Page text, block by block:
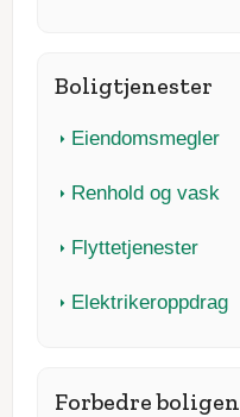
Boligtjenester
Eiendomsmegler
Renhold og vask
Flyttetjenester
Elektrikeroppdrag
Forbedre boligen